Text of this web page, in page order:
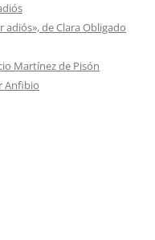
adiós», de Clara Obligado
Martínez de Pisón
Anfibio